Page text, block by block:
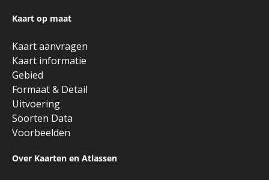
Kaart op maat
Kaart aanvragen
Kaart informatie
Gebied
Formaat & Detail
Uitvoering
Soorten Data
Voorbeelden
Over Kaarten en Atlassen